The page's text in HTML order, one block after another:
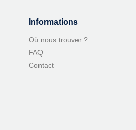
Informations
Où nous trouver ?
FAQ
Contact